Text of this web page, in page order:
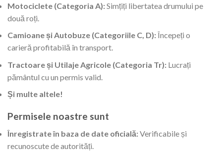
Motociclete (Categoria A):Simțiți libertatea drumului pe
două roți.
Camioane și Autobuze (Categoriile C, D):Începeți o
carieră profitabilă în transport.
Tractoare și Utilaje Agricole (Categoria Tr): Lucrați
pământul cu un permis valid.
Și multe altele!
Permisele noastre sunt
Înregistrate în baza de date oficială:Verificabile și
recunoscute de autorități.